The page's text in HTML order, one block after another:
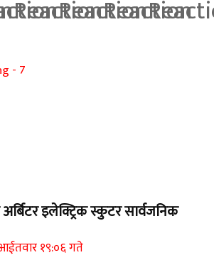
इलेक्ट्रिक स्कुटर सार्वजनिक
१९:०६ गते